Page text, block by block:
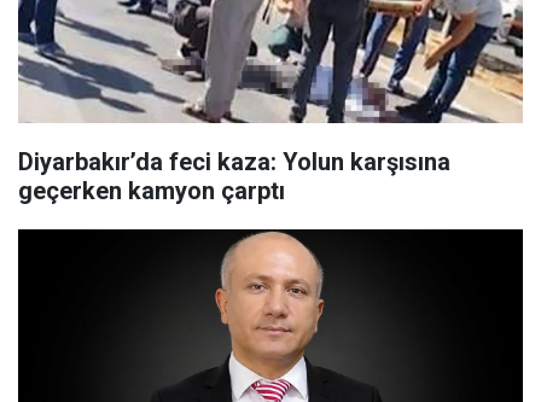
Diyarbakır’da feci kaza: Yolun karşısına
geçerken kamyon çarptı